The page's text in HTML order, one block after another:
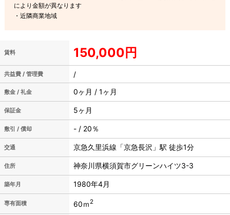
により金額が異なります
・近隣商業地域
賃料 150,000円
共益費 / 管理費 /
敷金 / 礼金 0ヶ月 / 1ヶ月
保証金 5ヶ月
敷引 / 償却 - / 20％
交通 京急久里浜線「京急長沢」駅 徒歩1分
住所 神奈川県横須賀市グリーンハイツ3-3
築年月 1980年4月
専有面積 60ｍ2